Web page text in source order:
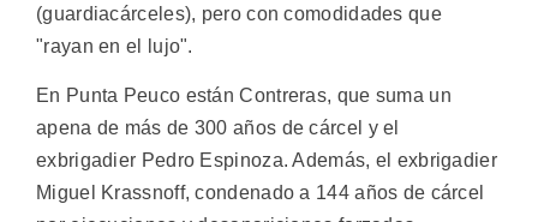
(guardiacárceles), pero con comodidades que
"rayan en el lujo".
En Punta Peuco están Contreras, que suma un
apena de más de 300 años de cárcel y el
exbrigadier Pedro Espinoza. Además, el exbrigadier
Miguel Krassnoff, condenado a 144 años de cárcel